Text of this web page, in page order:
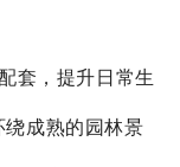
套，提升日常生
绕成熟的园林景